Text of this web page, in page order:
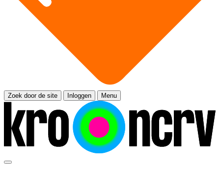
Zoek door de site Inloggen Menu